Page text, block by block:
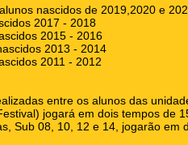
nascidos de 2019,2020 e
2017 - 2018
2015 - 2016
2013 - 2014
2011 - 2012
entre os alunos das
jogará em dois tempos de
Sub 08, 10, 12 e 14, jogarão em